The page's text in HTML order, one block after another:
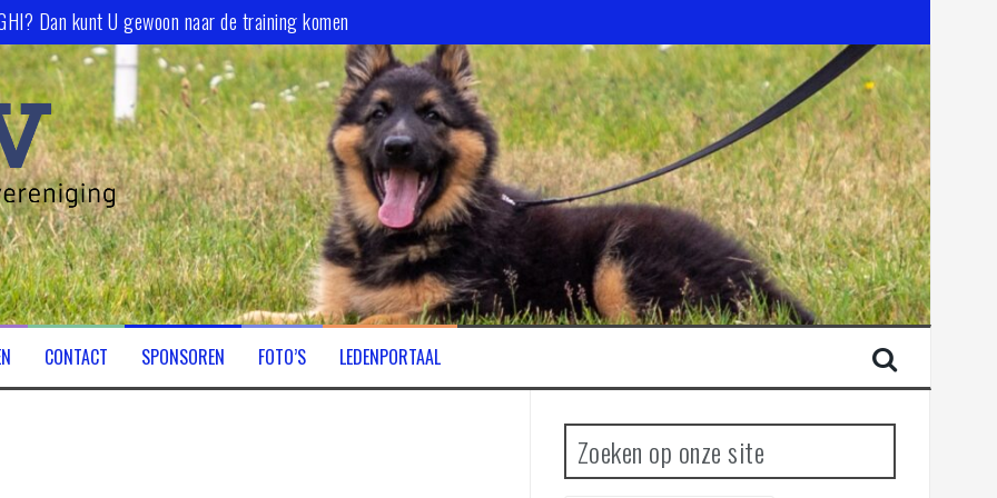
Dan kunt U gewoon naar de training komen
CONTACT SPONSOREN FOTO’S LEDENPORTAAL
Zoeken op onze site